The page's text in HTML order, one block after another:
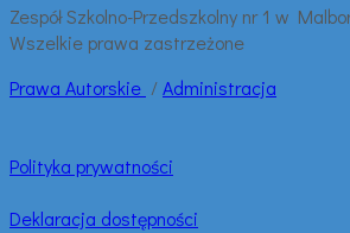
Zespół Szkolno-Przedszkolny nr 1 w
Wszelkie prawa zastrzeżone
Prawa Autorskie /Administracja
Polityka prywatności
Deklaracja dostępności